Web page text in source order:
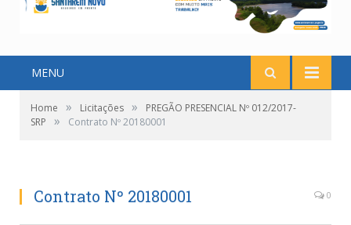
MENU
Home » Licitações »
PREGÃO PRESENCIAL Nº 012/2017-
SRP
» Contrato Nº 20180001
Contrato Nº 20180001 0